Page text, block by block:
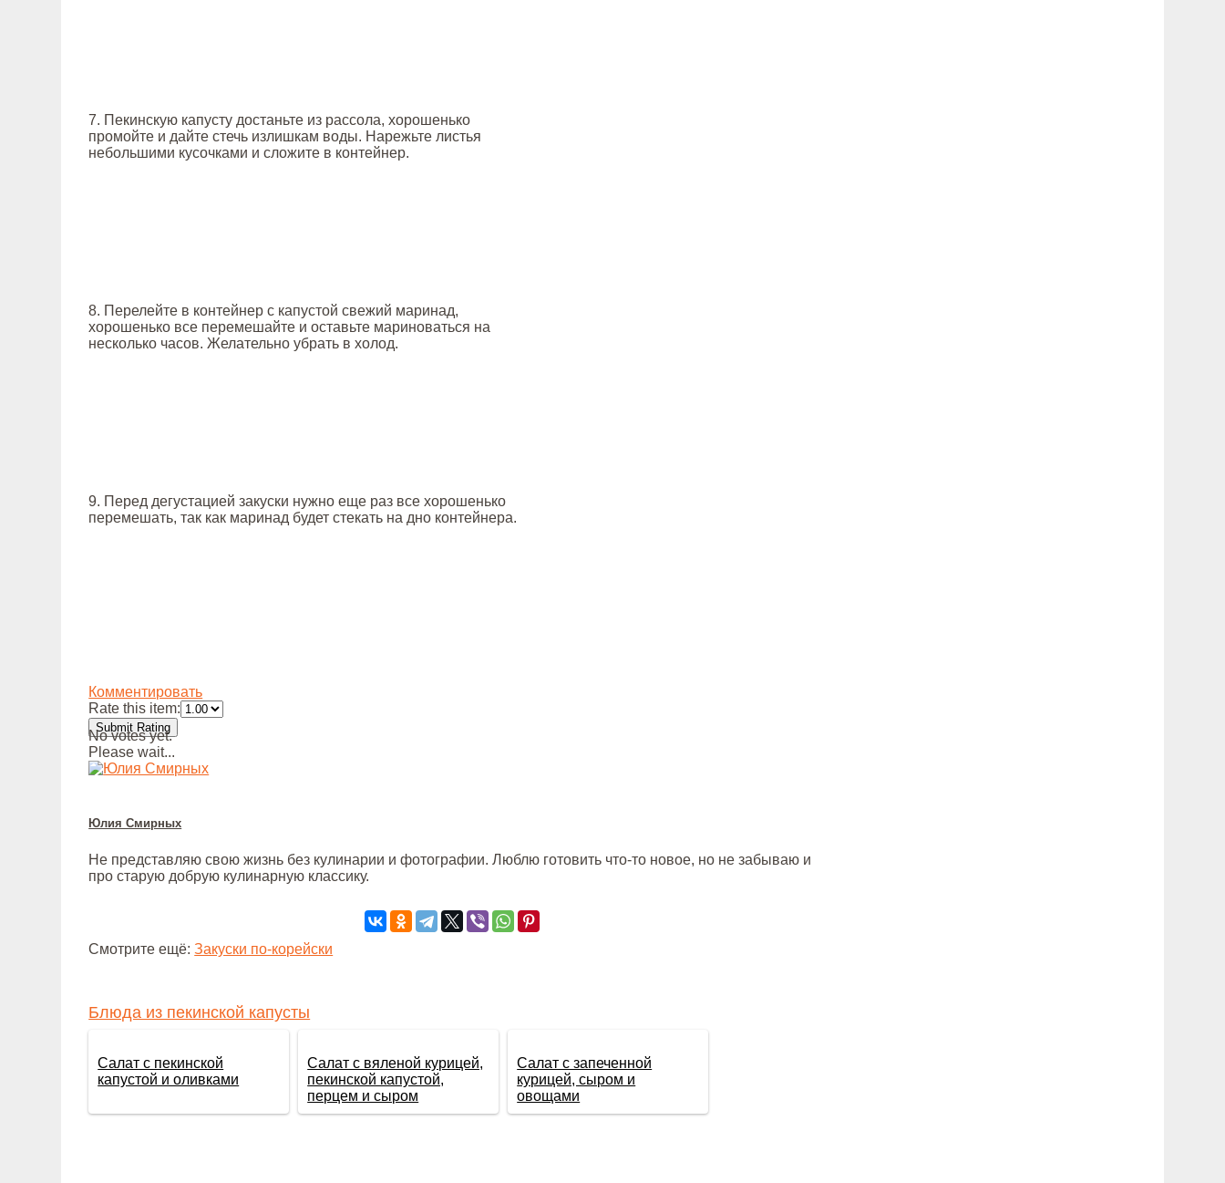
7. Пекинскую капусту достаньте из рассола, хорошенько
промойте и дайте стечь излишкам воды. Нарежьте листья
небольшими кусочками и сложите в контейнер.
8. Перелейте в контейнер с капустой свежий маринад,
хорошенько все перемешайте и оставьте мариноваться на
несколько часов. Желательно убрать в холод.
9. Перед дегустацией закуски нужно еще раз все хорошенько
перемешать, так как маринад будет стекать на дно контейнера.
Комментировать
Rate this item:
Submit Rating
No votes yet.
Please wait...
Юлия Смирных
Не представляю свою жизнь без кулинарии и фотографии. Люблю готовить что-то новое, но не забываю и
про старую добрую кулинарную классику.
Смотрите ещё:Закуски по-корейски
Блюда из пекинской капусты
Салат с пекинской
капустой и оливками
Салат с вяленой курицей,
пекинской капустой,
перцем и сыром
Салат с запеченной
курицей, сыром и
овощами